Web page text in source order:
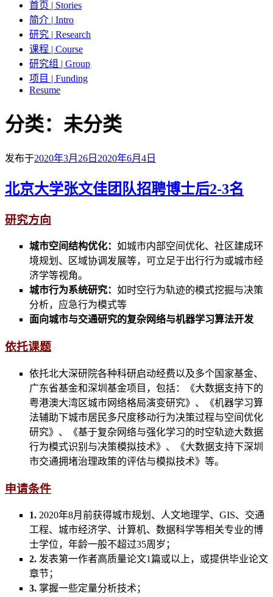
首页 | Stories
简介 | Intro
研究 | Research
课程 | Course
研究组 | Group
项目 | Funding
Resume
分类：未分类
发布于2020年3月26日 2020年6月4日
北京大学张文佳团队招聘博士后2-3名
研究方向
城市空间结构优化： 如城市内部空间优化、社区建成环
境规划、区域协调发展等，可立足于出行行为或城市经
济学等视角。
城市行为系统研究： 如时空行为轨迹的模式挖掘与决策
分析，应急行为模式等
面向城市与交通研究的复杂网络与机器学习算法开发
依托课题
依托北大深研院各种科研启动经费以及多个国家基金、
广东省基金和深圳基金项目，包括：《大数据支持下的
粤港澳大湾区城市网络格局演变研究》、《机器学习算
法辅助下城市居民多尺度移动行为决策过程与空间优化
研究》、《基于复杂网络与强化学习的时空轨迹大数据
行为模式识别与决策模拟技术》、《大数据支持下深圳
市交通拥堵治理政策的评估与模拟技术》等。
申请条件
1. 2020年8月前获得城市规划、人文地理学、GIS、交通
工程、城市经济学、计算机、数据科学等相关专业的博
士学位，年龄一般不超过35周岁；
2. 发表第一作者高质量论文1篇或以上，或提供毕业论文
章节；
3. 掌握一些定量分析技术；